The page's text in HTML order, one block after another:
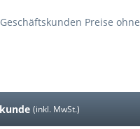
Preise ohne
(inkl. MwSt.)